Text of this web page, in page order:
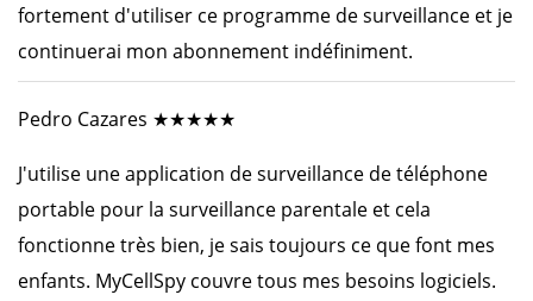
fortement d'utiliser ce programme de surveillance et je
continuerai mon abonnement indéfiniment.
Pedro Cazares ★★★★★
J'utilise une application de surveillance de téléphone
portable pour la surveillance parentale et cela
fonctionne très bien, je sais toujours ce que font mes
enfants. MyCellSpy couvre tous mes besoins logiciels.